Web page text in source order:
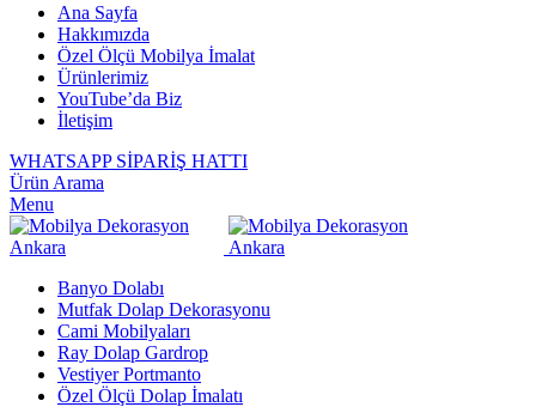
Ana Sayfa
Hakkımızda
Özel Ölçü Mobilya İmalat
Ürünlerimiz
YouTube’da Biz
İletişim
WHATSAPP SİPARİŞ HATTI
Ürün Arama
Menu
Banyo Dolabı
Mutfak Dolap Dekorasyonu
Cami Mobilyaları
Ray Dolap Gardrop
Vestiyer Portmanto
Özel Ölçü Dolap İmalatı